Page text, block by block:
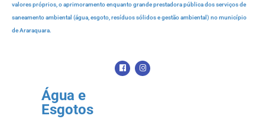
valores próprios, o aprimoramento enquanto grande prestadora pública dos serviços de
saneamento ambiental (água, esgoto, resíduos sólidos e gestão ambiental) no município
de Araraquara.
Água e
Esgotos